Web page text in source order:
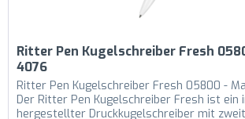
Ritter Pen Kugelschreiber Fresh
4076
Ritter Pen Kugelschreiber Fresh 05800 -
Der Ritter Pen Kugelschreiber Fresh ist ein
hergestellter Druckkugelschreiber mit